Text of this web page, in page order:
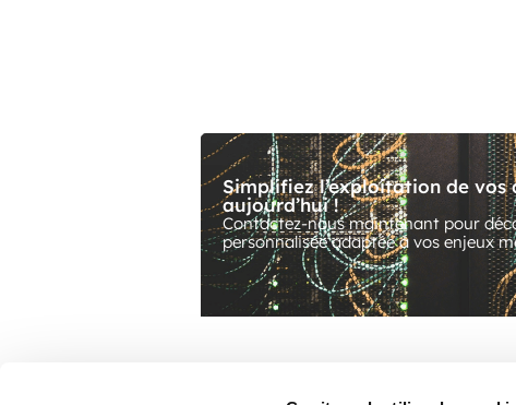
Simplifiez l’exploitation de vos
aujourd’hui !
Contactez-nous maintenant pour
personnalisée adaptée à vos enjeux